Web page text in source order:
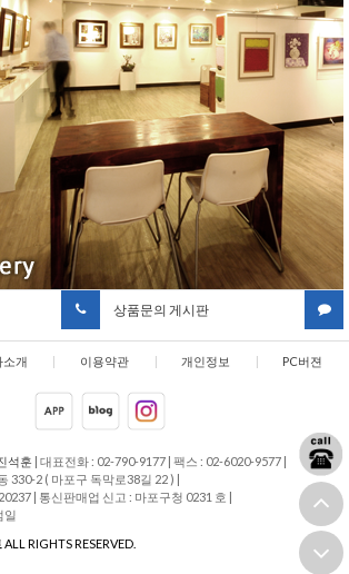
상품문의 게시판
소개 이용약관 개인정보 PC버젼
석훈 대표전화 : 02-790-9177 팩스 : 02-6020-9577
330-2 ( 마포구 독막로38길 22 )
통신판매업 신고 : 마포구청 0231 호
일
ALL RIGHTS RESERVED.